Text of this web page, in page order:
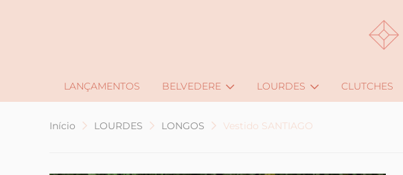
LANÇAMENTOS BELVEDERE LOURDES CLUTCHES
Início LOURDES LONGOS Vestido SANTIAGO